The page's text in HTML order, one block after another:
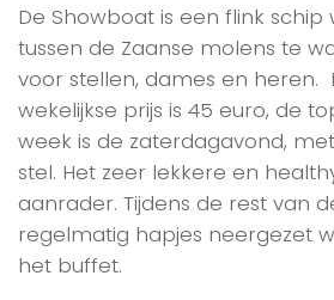
De Showboat is een flink
tussen de Zaanse molens te
voor stellen, dames en heren.
wekelijkse prijs is 45 euro, de
week is de zaterdagavond,
stel. Het zeer lekkere en
aanrader. Tijdens de rest van
regelmatig hapjes neergezet
het buffet.